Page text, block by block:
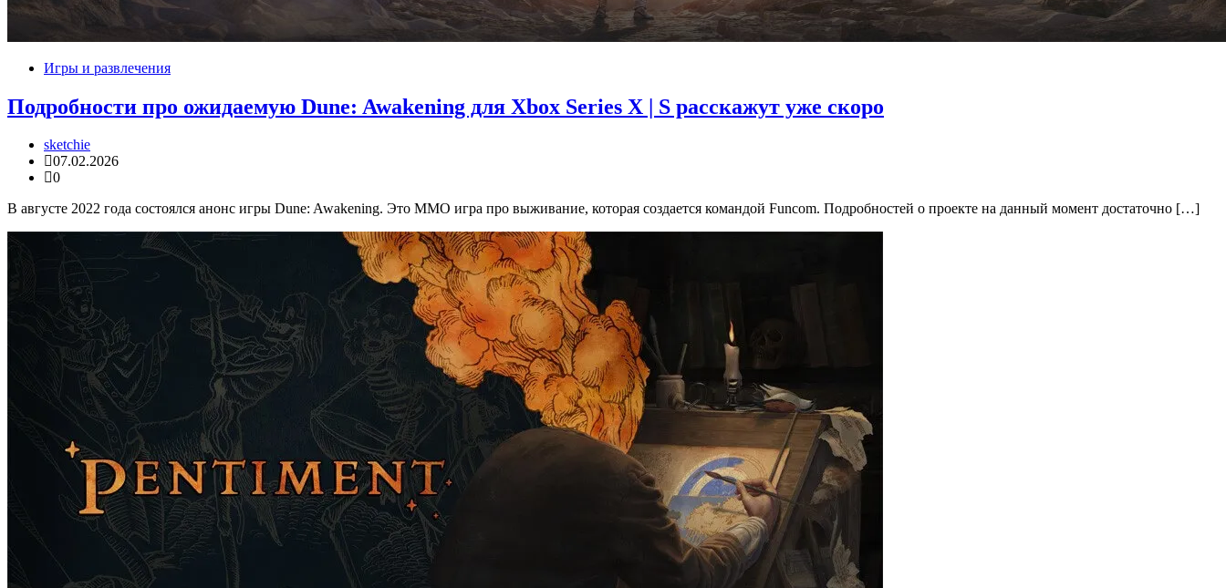
Игры и развлечения
Подробности про ожидаемую Dune: Awakening для Xbox Series X | S расскажут уже скоро
sketchie
07.02.2026
0
В августе 2022 года состоялся анонс игры Dune: Awakening. Это MMO игра про выживание, которая создается командой Funcom. Подробностей о проекте на данный момент достаточно […]